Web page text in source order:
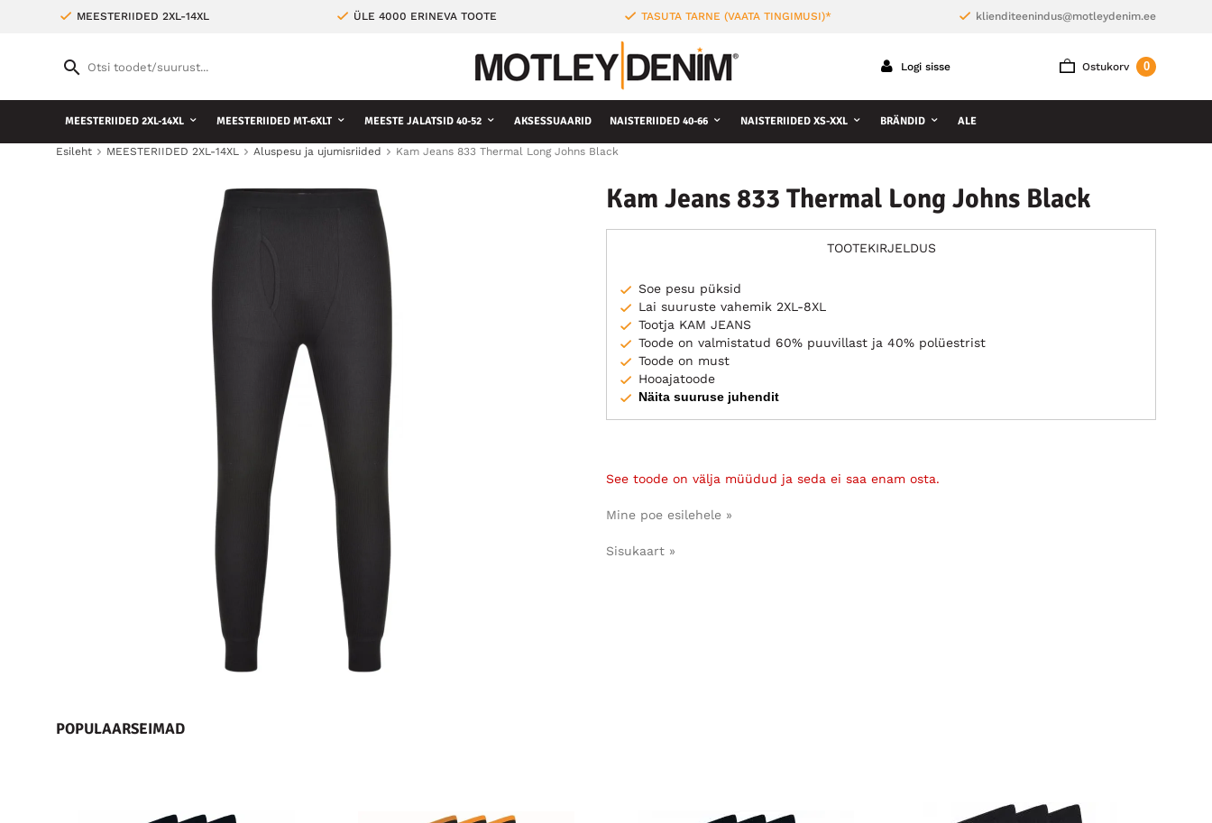
MEESTERIIDED 2XL-14XL ÜLE 4000 ERINEVA TOOTE TASUTA TARNE (VAATA TINGIMUSI)* klienditeenindus@motleydenim.ee
Ostukorv 0
Logi sisse
MEESTERIIDED 2XL-14XL MEESTERIIDED MT-6XLT MEESTE JALATSID 40-52 AKSESSUAARID NAISTERIIDED 40-66 NAISTERIIDED XS-XXL BRÄNDID ALE
Esileht MEESTERIIDED 2XL-14XL Aluspesu ja ujumisriided Kam Jeans 833 Thermal Long Johns Black
Kam Jeans 833 Thermal Long Johns Black
TOOTEKIRJELDUS
Soe pesu püksid
Lai suuruste vahemik 2XL-8XL
Tootja KAM JEANS
Toode on valmistatud 60% puuvillast ja 40% polüestrist
Toode on must
Hooajatoode
Näita suuruse juhendit
See toode on välja müüdud ja seda ei saa enam osta.
Mine poe esilehele »
Sisukaart »
POPULAARSEIMAD